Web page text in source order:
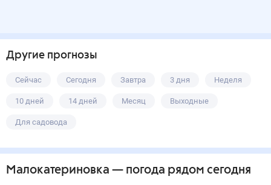
Другие прогнозы
Сейчас Сегодня Завтра 3 дня Неделя
10 дней 14 дней Месяц Выходные
Для садовода
Малокатериновка — погода рядом сегодня